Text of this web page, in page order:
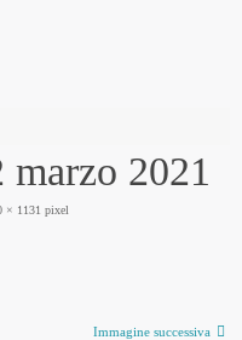
2021
× 1131 pixel
Immagine successiva